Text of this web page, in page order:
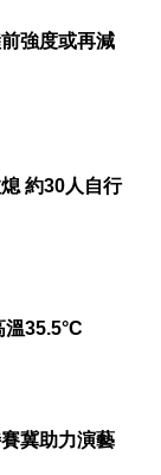
強度或再減
約30人自行
35.5°C
冀助力演藝